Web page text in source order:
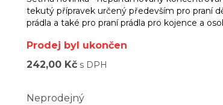
tekutý přípravek určený především pro praní
prádla a také pro praní prádla pro kojence a
Prodej byl ukončen
242,00 Kč s DPH
Neprodejný